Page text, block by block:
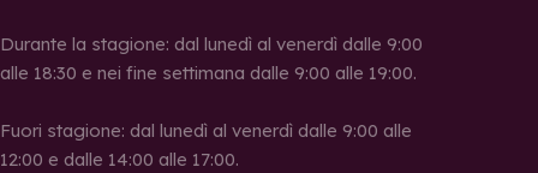
Durante la stagione: dal lunedì al venerdì dalle 9:00
alle 18:30 e nei fine settimana dalle 9:00 alle 19:00.
Fuori stagione: dal lunedì al venerdì dalle 9:00 alle
12:00 e dalle 14:00 alle 17:00.